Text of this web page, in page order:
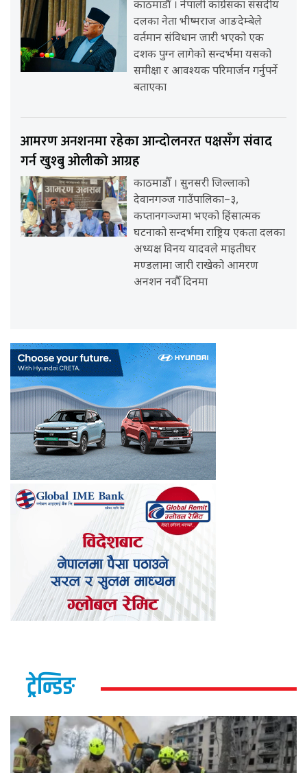
काठमाडौँ । नेपाली कांग्रेसका संसदीय
दलका नेता भीष्मराज आङदेम्बेले
वर्तमान संविधान जारी भएको एक
दशक पुग्न लागेको सन्दर्भमा यसको
समीक्षा र आवश्यक परिमार्जन गर्नुपर्ने
बताएका
आमरण अनशनमा रहेका आन्दोलनरत पक्षसँग संवाद
गर्न खुश्बु ओलीको आग्रह
काठमाडौँ । सुनसरी जिल्लाको
देवानगञ्ज गाउँपालिका–३,
कप्तानगञ्जमा भएको हिंसात्मक
घटनाको सन्दर्भमा राष्ट्रिय एकता दलका
अध्यक्ष विनय यादवले माइतीघर
मण्डलामा जारी राखेको आमरण
अनशन नवौँ दिनमा
ट्रेन्डिङ